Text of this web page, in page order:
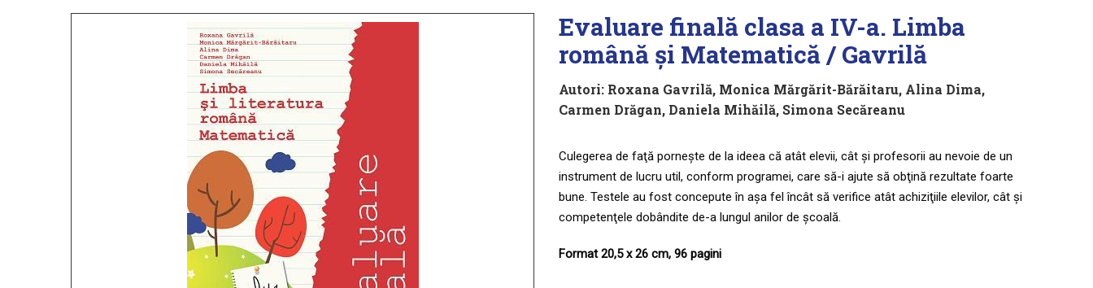
Evaluare finală clasa a IV-a. Limba
română şi Matematică / Gavrilă
Autori: Roxana Gavrilă, Monica Mărgărit-Bărăitaru, Alina Dima,
Carmen Drăgan, Daniela Mihăilă, Simona Secăreanu
Culegerea de faţă porneşte de la ideea că atât elevii, cât şi profesorii au nevoie de un
instrument de lucru util, conform programei, care să-i ajute să obţină rezultate foarte
bune. Testele au fost concepute în aşa fel încât să verifice atât achiziţiile elevilor, cât şi
competenţele dobândite de-a lungul anilor de şcoală.
Format 20,5 x 26 cm, 96 pagini